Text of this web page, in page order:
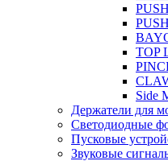
TOP
Side
Держатели для
Светодиодные
Пусковые
Звуковые